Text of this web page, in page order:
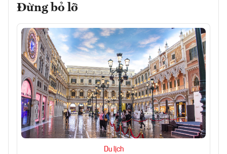
Đừng bỏ lỡ
Du lịch